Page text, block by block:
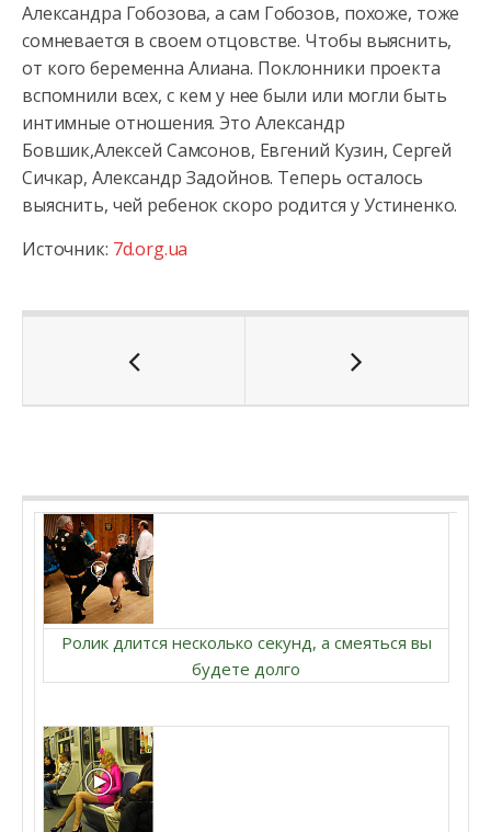
Александра Гобозова, а сам Гобозов, похоже, тоже
сомневается в своем отцовстве. Чтобы выяснить,
от кого беременна Алиана. Поклонники проекта
вспомнили всех, с кем у нее были или могли быть
интимные отношения. Это Александр
Бовшик,Алексей Самсонов, Евгений Кузин, Сергей
Сичкар, Александр Задойнов. Теперь осталось
выяснить, чей ребенок скоро родится у Устиненко.
Источник: 7d.org.ua
Ролик длится несколько секунд, а смеяться вы
будете долго